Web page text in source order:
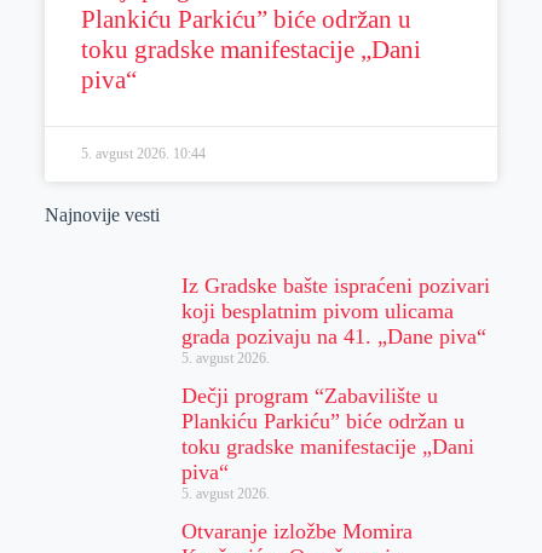
Plankiću Parkiću” biće održan u
toku gradske manifestacije „Dani
piva“
5. avgust 2026. 10:44
Najnovije vesti
Iz Gradske bašte ispraćeni pozivari
koji besplatnim pivom ulicama
grada pozivaju na 41. „Dane piva“
5. avgust 2026.
Dečji program “Zabavilište u
Plankiću Parkiću” biće održan u
toku gradske manifestacije „Dani
piva“
5. avgust 2026.
Otvaranje izložbe Momira